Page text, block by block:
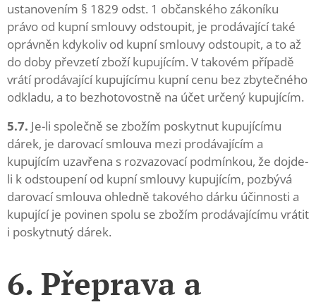
ustanovením § 1829 odst. 1 občanského zákoníku
právo od kupní smlouvy odstoupit, je prodávající také
oprávněn kdykoliv od kupní smlouvy odstoupit, a to až
do doby převzetí zboží kupujícím. V takovém případě
vrátí prodávající kupujícímu kupní cenu bez zbytečného
odkladu, a to bezhotovostně na účet určený kupujícím.
5.7. Je-li společně se zbožím poskytnut kupujícímu
dárek, je darovací smlouva mezi prodávajícím a
kupujícím uzavřena s rozvazovací podmínkou, že dojde-
li k odstoupení od kupní smlouvy kupujícím, pozbývá
darovací smlouva ohledně takového dárku účinnosti a
kupující je povinen spolu se zbožím prodávajícímu vrátit
i poskytnutý dárek.
6. Přeprava a